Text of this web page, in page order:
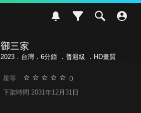
御三家
2023．台灣．6分鐘 ． 普遍級 ．HD畫質
星等 0
下架時間 2031年12月31日